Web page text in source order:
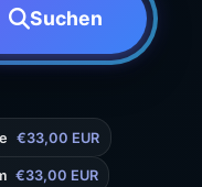
Suchen
€33,00 EUR
€33,00 EUR